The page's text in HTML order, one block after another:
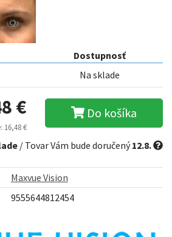
Dostupnosť
Na sklade
€
16,48 €
Do košíka
/ Tovar Vám bude doručený12.8.
Maxvue Vision
9555644812454